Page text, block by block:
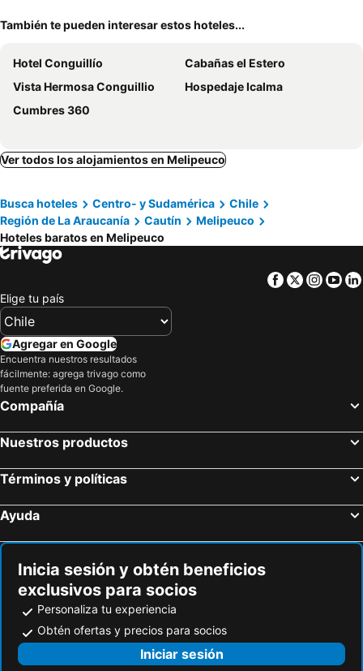
También te pueden interesar estos hoteles...
Hotel Conguillío
Cabañas el Estero
Vista Hermosa Conguillio
Hospedaje Icalma
Cumbres 360
Ver todos los alojamientos en Melipeuco
Busca hoteles Centro- y Sudamérica
Chile
Región de La Araucanía
Cautín
Melipeuco
Hoteles baratos en Melipeuco
Facebook
Twitter
Elige tu país
Agregar en Google
Encuentra nuestros resultados
fácilmente: agrega trivago como
fuente preferida en Google.
Compañía
Nuestros productos
Términos y políticas
Ayuda
Inicia sesión y obtén beneficios
exclusivos para socios
Personaliza tu experiencia
Obtén ofertas y precios para socios
Iniciar sesión